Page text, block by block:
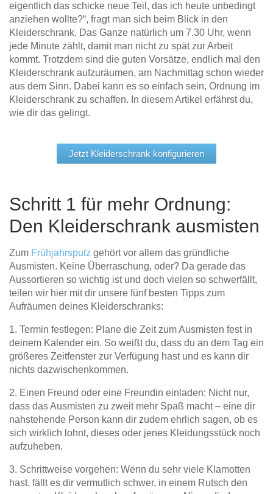
eigentlich das schicke neue Teil, das ich heute unbedingt
anziehen wollte?“, fragt man sich beim Blick in den
Kleiderschrank. Das Ganze natürlich um 7.30 Uhr, wenn
jede Minute zählt, damit man nicht zu spät zur Arbeit
kommt. Trotzdem sind die guten Vorsätze, endlich mal den
Kleiderschrank aufzuräumen, am Nachmittag schon wieder
aus dem Sinn. Dabei kann es so einfach sein, Ordnung im
Kleiderschrank zu schaffen. In diesem Artikel erfährst du,
wie dir das gelingt.
Jetzt Kleiderschrank konfigurieren
Schritt 1 für mehr Ordnung:
Den Kleiderschrank ausmisten
Zum Frühjahrsputz gehört vor allem das gründliche
Ausmisten. Keine Überraschung, oder? Da gerade das
Aussortieren so wichtig ist und doch vielen so schwerfällt,
teilen wir hier mit dir unsere fünf besten Tipps zum
Aufräumen deines Kleiderschranks:
1. Termin festlegen: Plane die Zeit zum Ausmisten fest in
deinem Kalender ein. So weißt du, dass du an dem Tag ein
größeres Zeitfenster zur Verfügung hast und es kann dir
nichts dazwischenkommen.
2. Einen Freund oder eine Freundin einladen: Nicht nur,
dass das Ausmisten zu zweit mehr Spaß macht – eine dir
nahstehende Person kann dir zudem ehrlich sagen, ob es
sich wirklich lohnt, dieses oder jenes Kleidungsstück noch
aufzuheben.
3. Schrittweise vorgehen: Wenn du sehr viele Klamotten
hast, fällt es dir vermutlich schwer, in einem Rutsch den
Tische & Bänke
Vitrinen
Wandboards